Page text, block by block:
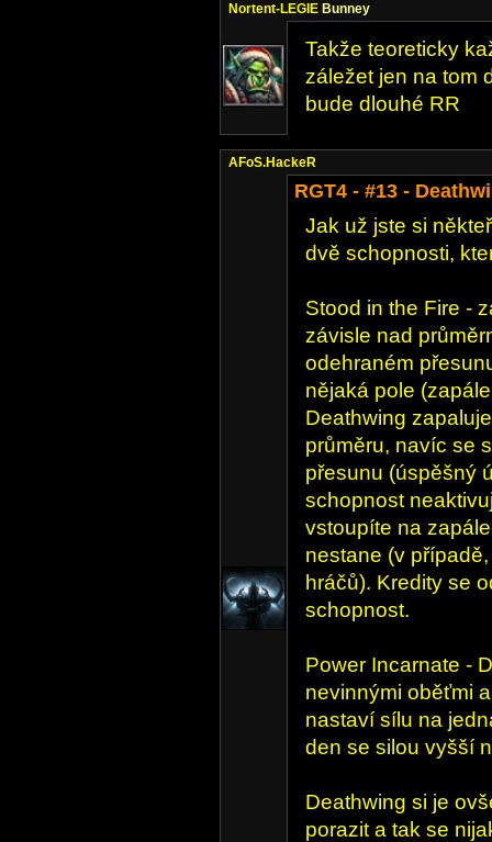
Nortent-LEGIE Bunney
Takže teoreticky
záležet jen na tom
bude dlouhé RR
AFoS.HackeR
RGT4 - #13 -
Jak už jste si
dvě schopnosti,
Stood in the Fire -
závisle nad
odehraném
nějaká pole
Deathwing
průměru, navíc se
přesunu (úspěšný
schopnost
vstoupíte na
nestane (v
hráčů). Kredity se
schopnost.
Power Incarnate -
nevinnými oběťmi
nastaví sílu na
den se silou vyšší
Deathwing si je
porazit a tak se